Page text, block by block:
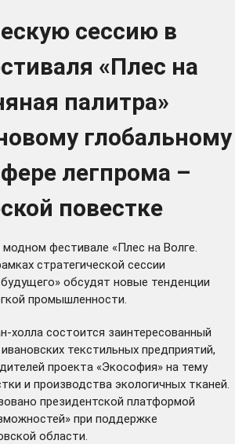
сессию в
«Плес на
палитра»
глобальному
легпрома –
повестке
фестивале «Плес на Волге.
стратегической сессии
обсудят новые тенденции
промышленности.
холла состоится заинтересованный
текстильных предприятий,
проекта «Экософия» на тему
и производства экологичных тканей.
президентской платформой
при поддержке
области.